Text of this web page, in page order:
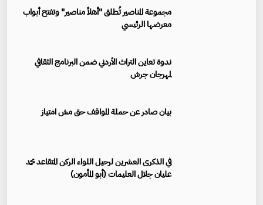
مجموعة المناصير تُطلق "أهلاً مناصير" وتفتح أبواب
معرضها الرئيسي
ندوة تعاين التراث الأردني ضمن البرنامج الثقافي
لمهرجان جرش
بيان صادر عن حملة المواقف حق مش امتياز
في الذكرى العشرين لرحيل اللواء الركن المتقاعد محمد
عليان جلال العليمات (أبو المأمون)